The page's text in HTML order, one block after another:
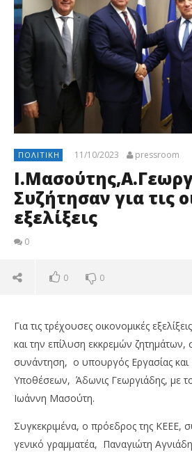
ΠΟΛΙΤΙΚΉ 11/10/2023 pressroom
Συζήτησαν για τις
εξελίξεις
0
0 0
Για τις τρέχουσες οικονομικές
και την επίλυση εκκρεμών ζητημάτων,
συνάντηση, ο υπουργός Εργασίας και
Υποθέσεων, Άδωνις Γεωργιάδης, με
Ιωάννη Μασούτη.
Συγκεκριμένα, ο πρόεδρος της ΚΕΕΕ,
γενικό γραμματέα, Παναγιώτη